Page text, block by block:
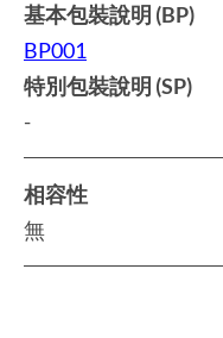
基本包裝說明 (BP)
BP001
特別包裝說明 (SP)
-
相容性
無